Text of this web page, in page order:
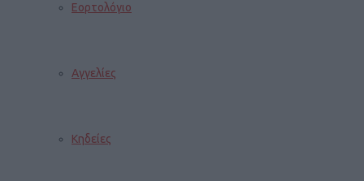
Εορτολόγιο
Αγγελίες
Κηδείες